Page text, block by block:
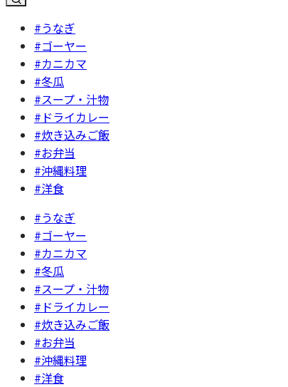
#うなぎ
#ゴーヤー
#カニカマ
#冬瓜
#スープ・汁物
#ドライカレー
#炊き込みご飯
#お弁当
#沖縄料理
#洋食
#うなぎ
#ゴーヤー
#カニカマ
#冬瓜
#スープ・汁物
#ドライカレー
#炊き込みご飯
#お弁当
#沖縄料理
#洋食